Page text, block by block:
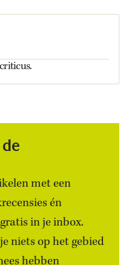
met een
én
in je inbox.
niets op het gebied
hebben